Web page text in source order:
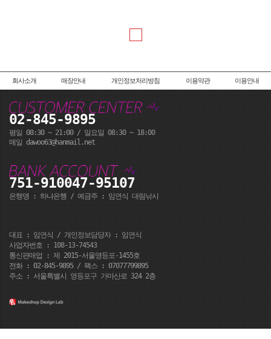
회사소개 매장안내 개인정보처리방침 이용약관 이용안내
02-845-9895
평일 08:30 ~ 21:00 / 일요일 08:30 ~ 18:00
메일 dawoo63@hanmail.net
751-910047-95107
은행명 : 하나은행 / 예금주 : 임연식 대림낚시
대표 : 임연식 / 개인정보담당자 : 임연식
사업자번호 : 108-13-74543
통신판매업 : 제 2015-서울영등포-1455호
전화 : 02-845-9895 / 팩스 : 07077799895
주소 : 서울특별시 영등포구 가마산로 324 2층